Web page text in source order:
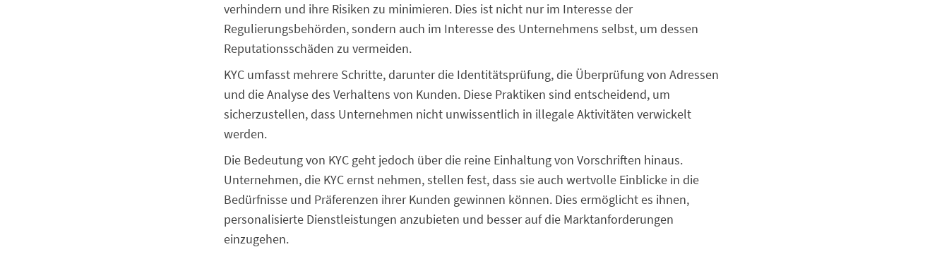
verhindern und ihre Risiken zu minimieren. Dies ist nicht nur im Interesse der
Regulierungsbehörden, sondern auch im Interesse des Unternehmens selbst, um dessen
Reputationsschäden zu vermeiden.
KYC umfasst mehrere Schritte, darunter die Identitätsprüfung, die Überprüfung von Adressen
und die Analyse des Verhaltens von Kunden. Diese Praktiken sind entscheidend, um
sicherzustellen, dass Unternehmen nicht unwissentlich in illegale Aktivitäten verwickelt
werden.
Die Bedeutung von KYC geht jedoch über die reine Einhaltung von Vorschriften hinaus.
Unternehmen, die KYC ernst nehmen, stellen fest, dass sie auch wertvolle Einblicke in die
Bedürfnisse und Präferenzen ihrer Kunden gewinnen können. Dies ermöglicht es ihnen,
personalisierte Dienstleistungen anzubieten und besser auf die Marktanforderungen
einzugehen.